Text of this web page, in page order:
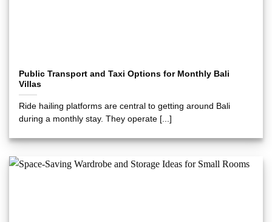
Public Transport and Taxi Options for Monthly Bali
Villas
Ride hailing platforms are central to getting around Bali
during a monthly stay. They operate [...]